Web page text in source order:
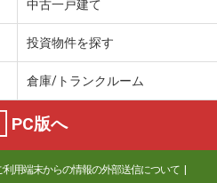
中古一戸建て
投資物件を探す
倉庫/トランクルーム
PC版へ
利用端末からの情報の外部送信について